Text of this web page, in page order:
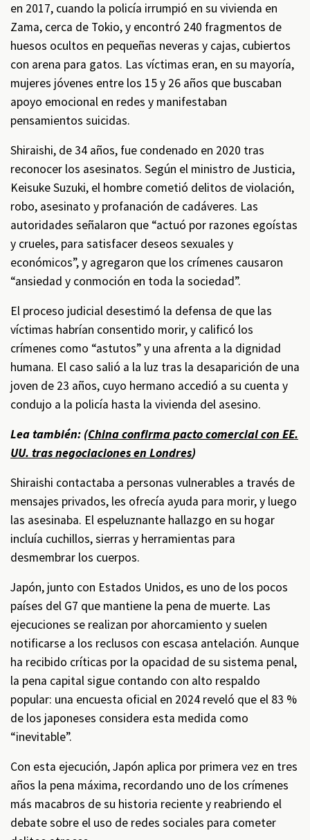
en 2017, cuando la policía irrumpió en su vivienda en
Zama, cerca de Tokio, y encontró 240 fragmentos de
huesos ocultos en pequeñas neveras y cajas, cubiertos
con arena para gatos. Las víctimas eran, en su mayoría,
mujeres jóvenes entre los 15 y 26 años que buscaban
apoyo emocional en redes y manifestaban
pensamientos suicidas.
Shiraishi, de 34 años, fue condenado en 2020 tras
reconocer los asesinatos. Según el ministro de Justicia,
Keisuke Suzuki, el hombre cometió delitos de violación,
robo, asesinato y profanación de cadáveres. Las
autoridades señalaron que “actuó por razones egoístas
y crueles, para satisfacer deseos sexuales y
económicos”, y agregaron que los crímenes causaron
“ansiedad y conmoción en toda la sociedad”.
El proceso judicial desestimó la defensa de que las
víctimas habrían consentido morir, y calificó los
crímenes como “astutos” y una afrenta a la dignidad
humana. El caso salió a la luz tras la desaparición de una
joven de 23 años, cuyo hermano accedió a su cuenta y
condujo a la policía hasta la vivienda del asesino.
Lea también: (China confirma pacto comercial con EE.
UU. tras negociaciones en Londres)
Shiraishi contactaba a personas vulnerables a través de
mensajes privados, les ofrecía ayuda para morir, y luego
las asesinaba. El espeluznante hallazgo en su hogar
incluía cuchillos, sierras y herramientas para
desmembrar los cuerpos.
Japón, junto con Estados Unidos, es uno de los pocos
países del G7 que mantiene la pena de muerte. Las
ejecuciones se realizan por ahorcamiento y suelen
notificarse a los reclusos con escasa antelación. Aunque
ha recibido críticas por la opacidad de su sistema penal,
la pena capital sigue contando con alto respaldo
popular: una encuesta oficial en 2024 reveló que el 83 %
de los japoneses considera esta medida como
“inevitable”.
Con esta ejecución, Japón aplica por primera vez en tres
años la pena máxima, recordando uno de los crímenes
más macabros de su historia reciente y reabriendo el
debate sobre el uso de redes sociales para cometer